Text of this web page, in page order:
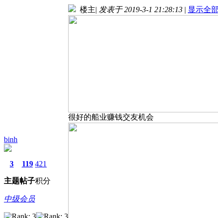
binh
3
主题
119
帖子
421
积分
中级会员
楼主| 发表于 2019-3-1 21:28:13 | 显示全
很好的船业赚钱交友机会